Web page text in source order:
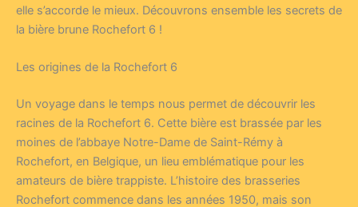
elle s’accorde le mieux. Découvrons ensemble les secrets de
la bière brune Rochefort 6 !
Les origines de la Rochefort 6
Un voyage dans le temps nous permet de découvrir les
racines de la Rochefort 6. Cette bière est brassée par les
moines de l’abbaye Notre-Dame de Saint-Rémy à
Rochefort, en Belgique, un lieu emblématique pour les
amateurs de bière trappiste. L’histoire des brasseries
Rochefort commence dans les années 1950, mais son